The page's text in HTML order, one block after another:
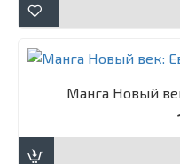
Манга Новый